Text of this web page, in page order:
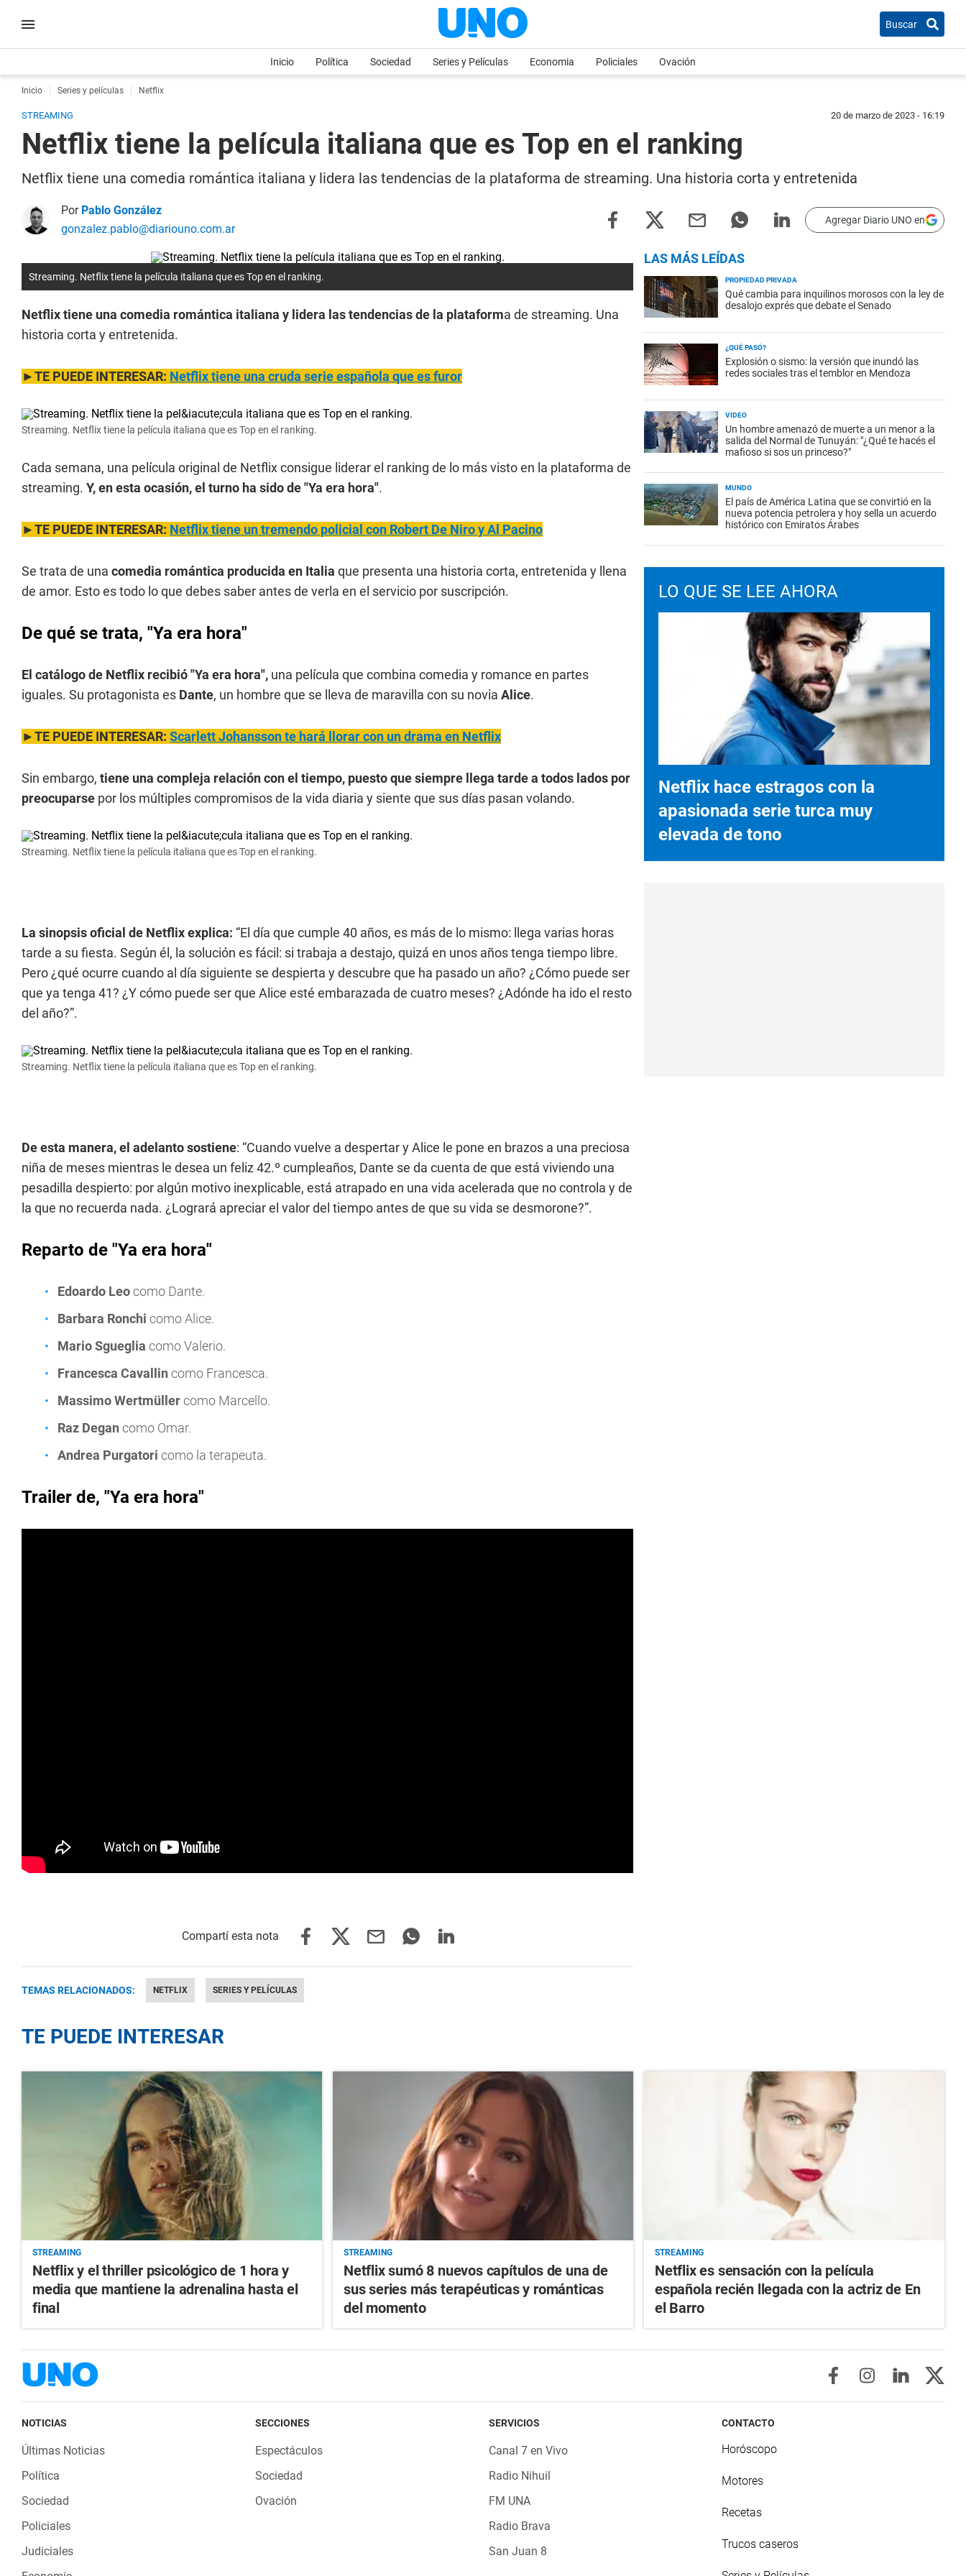
Buscar
Inicio Política Sociedad Series y Películas Economia Policiales Ovación
Inicio Series y películas Netflix
STREAMING 20 de marzo de 2023 - 16:19
Netflix tiene la película italiana que es Top en el ranking
Netflix tiene una comedia romántica italiana y lidera las tendencias de la plataforma de streaming. Una historia corta y entretenida
Por Pablo González
gonzalez.pablo@diariouno.com.ar
Agregar Diario UNO en
Streaming. Netflix tiene la película italiana que es Top en el ranking.
Netflix tiene una comedia romántica italiana y lidera las tendencias de la plataforma de streaming. Una
historia corta y entretenida.
►TE PUEDE INTERESAR: Netflix tiene una cruda serie española que es furor
Streaming. Netflix tiene la película italiana que es Top en el ranking.
Cada semana, una película original de Netflix consigue liderar el ranking de lo más visto en la plataforma de
streaming. Y, en esta ocasión, el turno ha sido de "Ya era hora".
►TE PUEDE INTERESAR: Netflix tiene un tremendo policial con Robert De Niro y Al Pacino
Se trata de una comedia romántica producida en Italia que presenta una historia corta, entretenida y llena
de amor. Esto es todo lo que debes saber antes de verla en el servicio por suscripción.
De qué se trata, "Ya era hora"
El catálogo de Netflix recibió "Ya era hora", una película que combina comedia y romance en partes
iguales. Su protagonista es Dante, un hombre que se lleva de maravilla con su novia Alice.
►TE PUEDE INTERESAR: Scarlett Johansson te hará llorar con un drama en Netflix
Sin embargo, tiene una compleja relación con el tiempo, puesto que siempre llega tarde a todos lados por
preocuparse por los múltiples compromisos de la vida diaria y siente que sus días pasan volando.
Streaming. Netflix tiene la película italiana que es Top en el ranking.
La sinopsis oficial de Netflix explica: “El día que cumple 40 años, es más de lo mismo: llega varias horas
tarde a su fiesta. Según él, la solución es fácil: si trabaja a destajo, quizá en unos años tenga tiempo libre.
Pero ¿qué ocurre cuando al día siguiente se despierta y descubre que ha pasado un año? ¿Cómo puede ser
que ya tenga 41? ¿Y cómo puede ser que Alice esté embarazada de cuatro meses? ¿Adónde ha ido el resto
del año?”.
Streaming. Netflix tiene la película italiana que es Top en el ranking.
De esta manera, el adelanto sostiene: “Cuando vuelve a despertar y Alice le pone en brazos a una preciosa
niña de meses mientras le desea un feliz 42.º cumpleaños, Dante se da cuenta de que está viviendo una
pesadilla despierto: por algún motivo inexplicable, está atrapado en una vida acelerada que no controla y de
la que no recuerda nada. ¿Logrará apreciar el valor del tiempo antes de que su vida se desmorone?”.
Reparto de "Ya era hora"
Edoardo Leocomo Dante.
Barbara Ronchi como Alice.
Mario Sgueglia como Valerio.
Francesca Cavallin como Francesca.
Massimo Wertmüllercomo Marcello.
Raz Degan como Omar.
Andrea Purgatori como la terapeuta.
Trailer de, "Ya era hora"
TEMAS RELACIONADOS: NETFLIX SERIES Y PELÍCULAS
LAS MÁS LEÍDAS
PROPIEDAD PRIVADA
Qué cambia para inquilinos morosos con la ley de
desalojo exprés que debate el Senado
¿QUÉ PASÓ?
Explosión o sismo: la versión que inundó las
redes sociales tras el temblor en Mendoza
VIDEO
Un hombre amenazó de muerte a un menor a la
salida del Normal de Tunuyán: "¿Qué te hacés el
mafioso si sos un princeso?"
MUNDO
El país de América Latina que se convirtió en la
nueva potencia petrolera y hoy sella un acuerdo
histórico con Emiratos Árabes
LO QUE SE LEE AHORA
Netflix hace estragos con la
apasionada serie turca muy
elevada de tono
TE PUEDE INTERESAR
STREAMING
Netflix y el thriller psicológico de 1 hora y
media que mantiene la adrenalina hasta el
final
STREAMING
Netflix sumó 8 nuevos capítulos de una de
sus series más terapéuticas y románticas
del momento
STREAMING
Netflix es sensación con la película
española recién llegada con la actriz de En
el Barro
NOTICIAS
Últimas Noticias
Política
Sociedad
Policiales
Judiciales
SECCIONES
Espectáculos
Sociedad
Ovación
SERVICIOS
Canal 7 en Vivo
Radio Nihuil
FM UNA
Radio Brava
San Juan 8
CONTACTO
Horóscopo
Motores
Recetas
Trucos caseros